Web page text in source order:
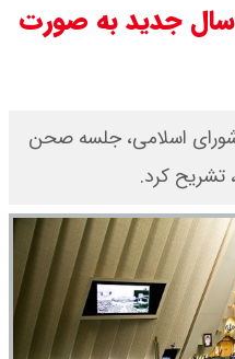
جدید به صورت
اسلامی، جلسه صحن
تشریح کرد.